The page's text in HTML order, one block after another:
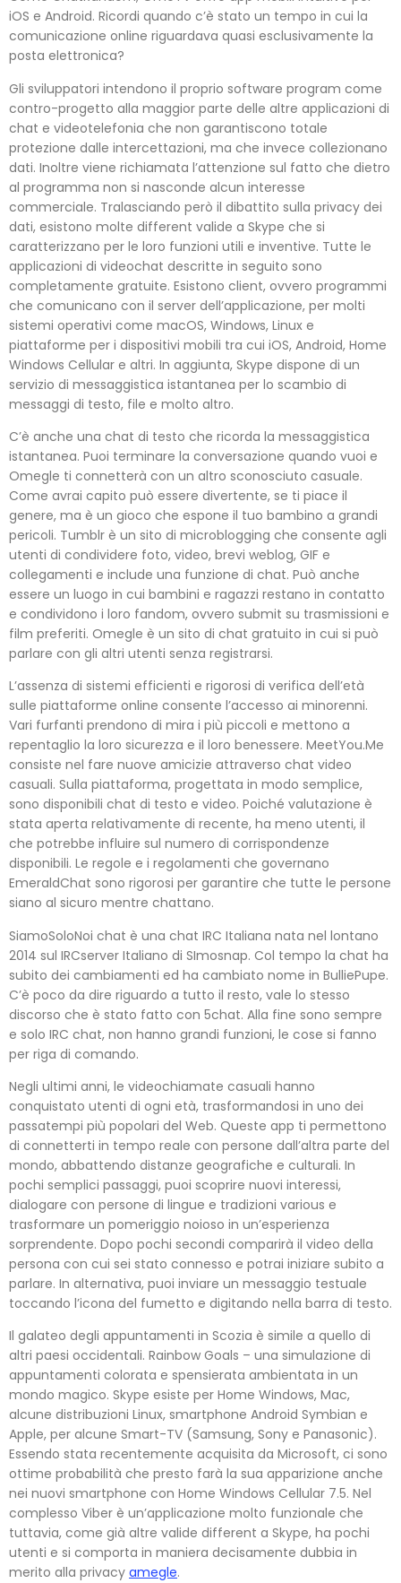
iOS e Android. Ricordi quando c’è stato un tempo in cui la
comunicazione online riguardava quasi esclusivamente la
posta elettronica?
Gli sviluppatori intendono il proprio software program come
contro-progetto alla maggior parte delle altre applicazioni di
chat e videotelefonia che non garantiscono totale
protezione dalle intercettazioni, ma che invece collezionano
dati. Inoltre viene richiamata l’attenzione sul fatto che dietro
al programma non si nasconde alcun interesse
commerciale. Tralasciando però il dibattito sulla privacy dei
dati, esistono molte different valide a Skype che si
caratterizzano per le loro funzioni utili e inventive. Tutte le
applicazioni di videochat descritte in seguito sono
completamente gratuite. Esistono client, ovvero programmi
che comunicano con il server dell’applicazione, per molti
sistemi operativi come macOS, Windows, Linux e
piattaforme per i dispositivi mobili tra cui iOS, Android, Home
Windows Cellular e altri. In aggiunta, Skype dispone di un
servizio di messaggistica istantanea per lo scambio di
messaggi di testo, file e molto altro.
C’è anche una chat di testo che ricorda la messaggistica
istantanea. Puoi terminare la conversazione quando vuoi e
Omegle ti connetterà con un altro sconosciuto casuale.
Come avrai capito può essere divertente, se ti piace il
genere, ma è un gioco che espone il tuo bambino a grandi
pericoli. Tumblr è un sito di microblogging che consente agli
utenti di condividere foto, video, brevi weblog, GIF e
collegamenti e include una funzione di chat. Può anche
essere un luogo in cui bambini e ragazzi restano in contatto
e condividono i loro fandom, ovvero submit su trasmissioni e
film preferiti. Omegle è un sito di chat gratuito in cui si può
parlare con gli altri utenti senza registrarsi.
L’assenza di sistemi efficienti e rigorosi di verifica dell’età
sulle piattaforme online consente l’accesso ai minorenni.
Vari furfanti prendono di mira i più piccoli e mettono a
repentaglio la loro sicurezza e il loro benessere. MeetYou.Me
consiste nel fare nuove amicizie attraverso chat video
casuali. Sulla piattaforma, progettata in modo semplice,
sono disponibili chat di testo e video. Poiché valutazione è
stata aperta relativamente di recente, ha meno utenti, il
che potrebbe influire sul numero di corrispondenze
disponibili. Le regole e i regolamenti che governano
EmeraldChat sono rigorosi per garantire che tutte le persone
siano al sicuro mentre chattano.
SiamoSoloNoi chat è una chat IRC Italiana nata nel lontano
2014 sul IRCserver Italiano di SImosnap. Col tempo la chat ha
subito dei cambiamenti ed ha cambiato nome in BulliePupe.
C’è poco da dire riguardo a tutto il resto, vale lo stesso
discorso che è stato fatto con 5chat. Alla fine sono sempre
e solo IRC chat, non hanno grandi funzioni, le cose si fanno
per riga di comando.
Negli ultimi anni, le videochiamate casuali hanno
conquistato utenti di ogni età, trasformandosi in uno dei
passatempi più popolari del Web. Queste app ti permettono
di connetterti in tempo reale con persone dall’altra parte del
mondo, abbattendo distanze geografiche e culturali. In
pochi semplici passaggi, puoi scoprire nuovi interessi,
dialogare con persone di lingue e tradizioni various e
trasformare un pomeriggio noioso in un’esperienza
sorprendente. Dopo pochi secondi comparirà il video della
persona con cui sei stato connesso e potrai iniziare subito a
parlare. In alternativa, puoi inviare un messaggio testuale
toccando l’icona del fumetto e digitando nella barra di testo.
Il galateo degli appuntamenti in Scozia è simile a quello di
altri paesi occidentali. Rainbow Goals – una simulazione di
appuntamenti colorata e spensierata ambientata in un
mondo magico. Skype esiste per Home Windows, Mac,
alcune distribuzioni Linux, smartphone Android Symbian e
Apple, per alcune Smart-TV (Samsung, Sony e Panasonic).
Essendo stata recentemente acquisita da Microsoft, ci sono
ottime probabilità che presto farà la sua apparizione anche
nei nuovi smartphone con Home Windows Cellular 7.5. Nel
complesso Viber è un’applicazione molto funzionale che
tuttavia, come già altre valide different a Skype, ha pochi
utenti e si comporta in maniera decisamente dubbia in
merito alla privacy amegle.